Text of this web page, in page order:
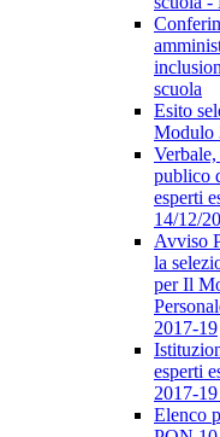
scuola
Esito
Modulo
publico
esperti
14/12/
Avviso
la
per Il
2017-19
esperti
2017-
Elenco